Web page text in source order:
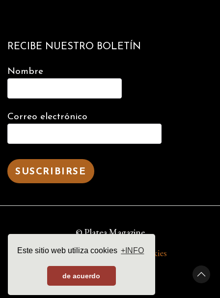
Este sitio web utiliza cookies +INFO
de acuerdo
RECIBE NUESTRO BOLETÍN
Nombre
Correo electrónico
© Platea Magazine
aviso legal | política de cookies